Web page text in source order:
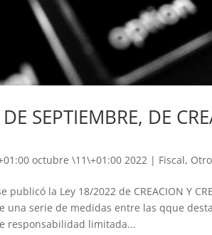
SEPTIEMBRE, DE
octubre \11\+01:00 2022 | Fiscal,
la Ley 18/2022 de CREACION Y
una serie de medidas entre las qque
responsabilidad limitada...